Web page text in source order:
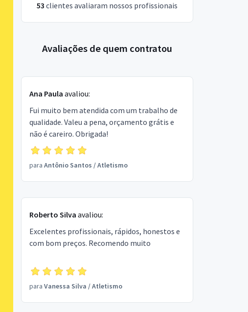
53 clientes avaliaram nossos profissionais
Avaliações de quem contratou
Ana Paula avaliou:
Fui muito bem atendida com um trabalho de
qualidade. Valeu a pena, orçamento grátis e
não é careiro. Obrigada!
para Antônio Santos /Atletismo
Roberto Silva avaliou:
Excelentes profissionais, rápidos, honestos e
com bom preços. Recomendo muito
para Vanessa Silva /Atletismo